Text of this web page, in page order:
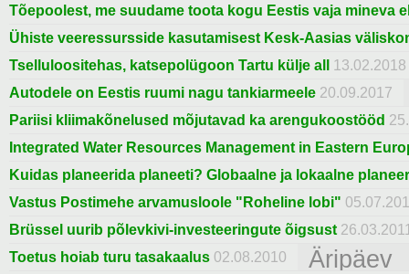
Tõepoolest, me suudame toota kogu Eestis vaja mineva
Ühiste veeressursside kasutamisest Kesk-Aasias
Tselluloositehas, katsepolügoon Tartu külje all
13.02.2018
Autodele on Eestis ruumi nagu tankiarmeele 20.09.2017
Pariisi kliimakõnelused mõjutavad ka arengukoostööd
Integrated Water Resources Management in Eastern
Kuidas planeerida planeeti? Globaalne ja lokaalne
Vastus Postimehe arvamusloole "Roheline lobi"
Brüssel uurib põlevkivi-investeeringute õigsust
Toetus hoiab turu tasakaalus 02.08.2010 Äripäev